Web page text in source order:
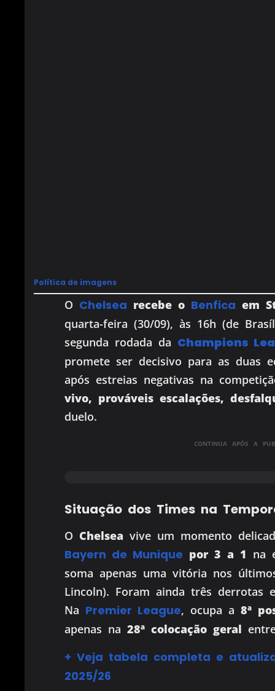
Política de imagens
O Chelsea recebe o Benfica em
quarta-feira (30/09), às 16h (de
segunda rodada da Champions
promete ser decisivo para as duas
após estreias negativas na
vivo, prováveis escalações,
duelo.
CONTINUA APÓS A
Situação dos Times na
O Chelsea vive um momento
Bayern de Munique por 3 a 1 na
soma apenas uma vitória nos
Lincoln). Foram ainda três derrotas
Na Premier League, ocupa a 8ª
apenas na 28ª colocação geral
+ Veja tabela completa e
2025/26